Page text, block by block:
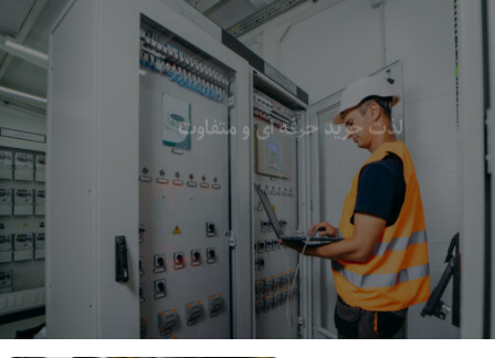
لذت خرید حرفه ای و متفاوت
اطلاعات بیشتر